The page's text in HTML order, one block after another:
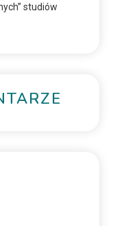
studiów